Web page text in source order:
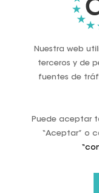
El parque de
los nueve primeros
de 2,362 millones
TPV creció a un
descenso de las
hasta los 47,12
tarjetas de crédito
Nuestra web
terceros y de
fuentes de
Puede aceptar
“Aceptar” o